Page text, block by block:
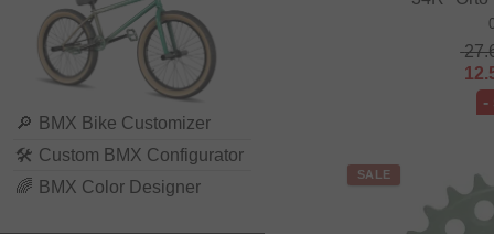
🔎 BMX Bike Customizer
🛠 Custom BMX Configurator
🌈 BMX Color Designer
-
SALE